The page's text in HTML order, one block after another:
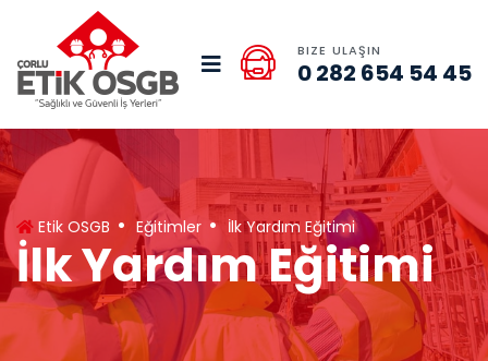
BIZE ULAŞIN
0 282 654 54 45
Etik OSGB Eğitimler İlk Yardım Eğitimi
İlk Yardım Eğitimi